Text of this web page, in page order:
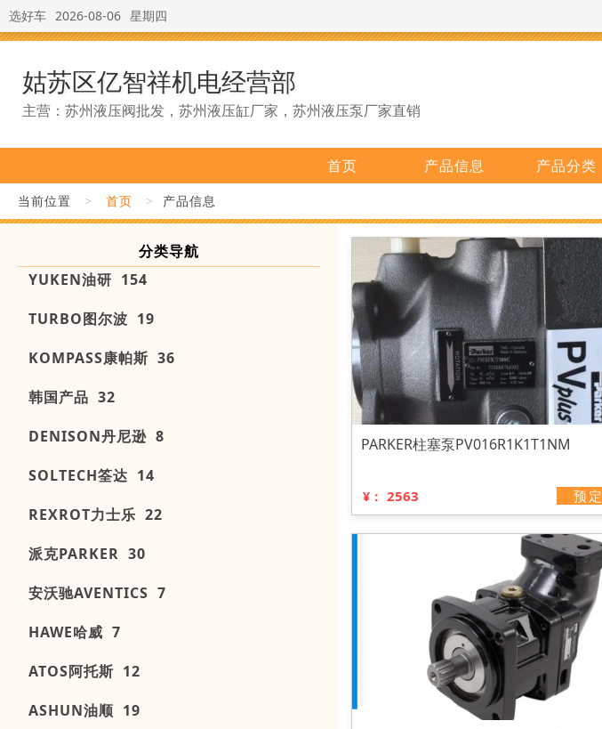
选好车 2026-08-06 星期四
姑苏区亿智祥机电经营部
主营：苏州液压阀批发，苏州液压缸厂家，苏州液压泵厂家直销
首页 产品信息 产品分类
当前位置 > 首页 > 产品信息
分类导航
YUKEN油研 154
TURBO图尔波 19
KOMPASS康帕斯 36
韩国产品 32
DENISON丹尼逊 8
SOLTECH筌达 14
REXROT力士乐 22
派克PARKER 30
安沃驰AVENTICS 7
HAWE哈威 7
ATOS阿托斯 12
ASHUN油顺 19
PARKER柱塞泵PV016R1K1T1NM
¥： 2563 预定